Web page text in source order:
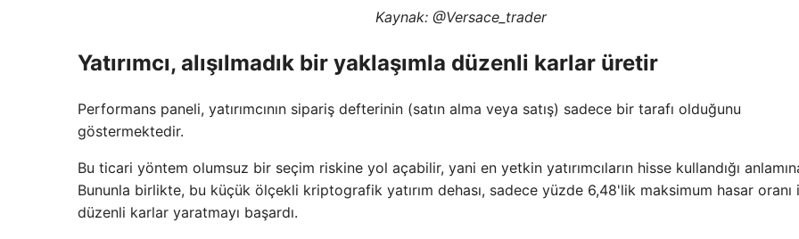
Kaynak: @Versace_trader
Yatırımcı, alışılmadık bir yaklaşımla düzenli karlar üretir
Performans paneli, yatırımcının sipariş defterinin (satın alma veya satış) sadece bir tarafı olduğunu
göstermektedir.
Bu ticari yöntem olumsuz bir seçim riskine yol açabilir, yani en yetkin yatırımcıların hisse kullandığı
Bununla birlikte, bu küçük ölçekli kriptografik yatırım dehası, sadece yüzde 6,48'lik maksimum hasar oranı
düzenli karlar yaratmayı başardı.